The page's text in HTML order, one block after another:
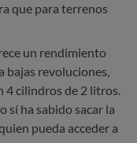
que para terrenos
un rendimiento
bajas revoluciones,
4 cilindros de 2 litros.
sí ha sabido sacar la
pueda acceder a